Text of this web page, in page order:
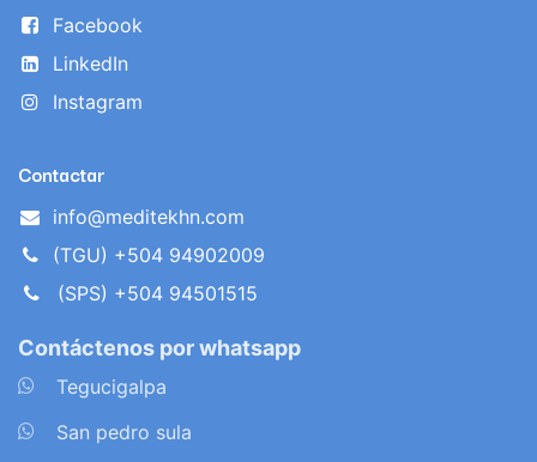
Facebook
LinkedIn
Instagram
Contactar
info@meditekhn.com
(TGU) +504 94902009
(SPS) +504 94501515
Contáctenos por whatsapp
Tegucigalpa
San pedro sula